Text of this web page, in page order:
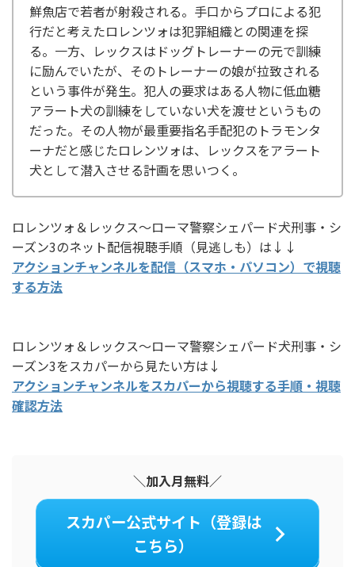
鮮魚店で若者が射殺される。手口からプロによる犯
行だと考えたロレンツォは犯罪組織との関連を探
る。一方、レックスはドッグトレーナーの元で訓練
に励んでいたが、そのトレーナーの娘が拉致される
という事件が発生。犯人の要求はある人物に低血糖
アラート犬の訓練をしていない犬を渡せというもの
だった。その人物が最重要指名手配犯のトラモンタ
ーナだと感じたロレンツォは、レックスをアラート
犬として潜入させる計画を思いつく。
ロレンツォ＆レックス～ローマ警察シェパード犬刑事・シ
ーズン3のネット配信視聴手順（見逃しも）は↓↓
アクションチャンネルを配信（スマホ・パソコン）で視聴
する方法
ロレンツォ＆レックス～ローマ警察シェパード犬刑事・シ
ーズン3をスカパーから見たい方は↓
アクションチャンネルをスカパーから視聴する手順・視聴
確認方法
＼加入月無料／
スカパー公式サイト（登録は
こちら）